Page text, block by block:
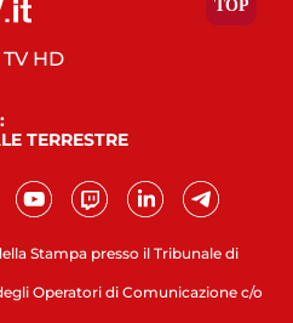
Stampa presso il Tribunale di
Operatori di Comunicazione c/o
HD
TERRESTRE